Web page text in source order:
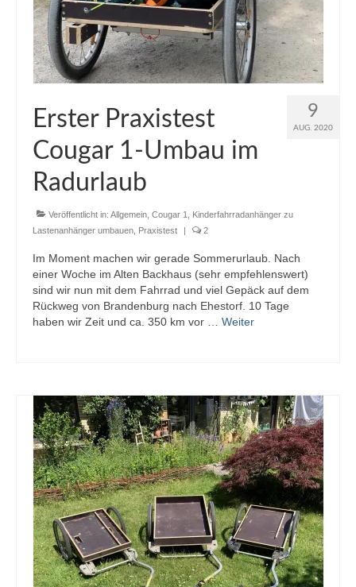
9
AUG. 2020
Erster Praxistest
Cougar 1-Umbau im
Radurlaub
Veröffentlicht in: Allgemein Cougar 1
Kinderfahrradanhänger zu
Lastenanhänger umbauen Praxistest | 2
Im Moment machen wir gerade Sommerurlaub. Nach
einer Woche im Alten Backhaus (sehr empfehlenswert)
sind wir nun mit dem Fahrrad und viel Gepäck auf dem
Rückweg von Brandenburg nach Ehestorf. 10 Tage
haben wir Zeit und ca. 350 km vor … Weiter